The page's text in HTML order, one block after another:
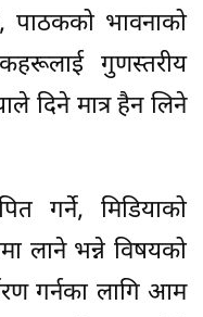
पाठकको भावनाको
गुणस्तरीय
दिने मात्र हैन लिने
गर्ने, मिडियाको
लाने भन्ने विषयको
गर्नका लागि आम